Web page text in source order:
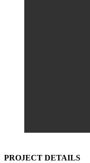
PROJECT DETAILS